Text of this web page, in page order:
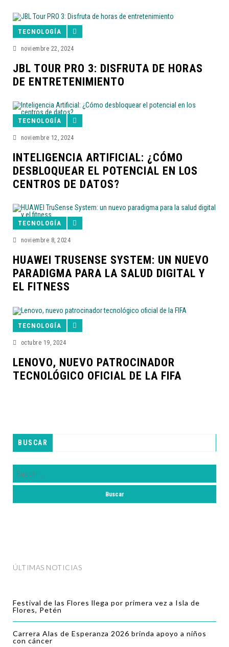
TECNOLOGÍA
noviembre 22, 2024
JBL TOUR PRO 3: DISFRUTA DE HORAS
DE ENTRETENIMIENTO
TECNOLOGÍA
noviembre 12, 2024
INTELIGENCIA ARTIFICIAL: ¿CÓMO
DESBLOQUEAR EL POTENCIAL EN LOS
CENTROS DE DATOS?
TECNOLOGÍA
noviembre 8, 2024
HUAWEI TRUSENSE SYSTEM: UN NUEVO
PARADIGMA PARA LA SALUD DIGITAL Y
EL FITNESS
TECNOLOGÍA
octubre 19, 2024
LENOVO, NUEVO PATROCINADOR
TECNOLÓGICO OFICIAL DE LA FIFA
BUSCAR
ÚLTIMAS NOTICIAS
Festival de las Flores llega por primera vez a Isla de
Flores, Petén
Carrera Alas de Esperanza 2026 brinda apoyo a niños
con cáncer